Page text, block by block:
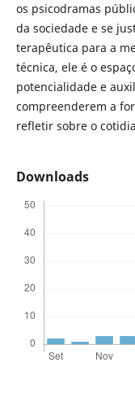
os psicodramas
da sociedade e se
terapêutica para a
técnica, ele é o
potencialidade e
compreenderem a
refletir sobre o
Downloads